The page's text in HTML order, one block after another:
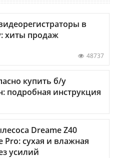
в
хиты продаж
48737
купить б/у
подробная инструкция
Dreame Z40
Pro: сухая и влажная
усилий